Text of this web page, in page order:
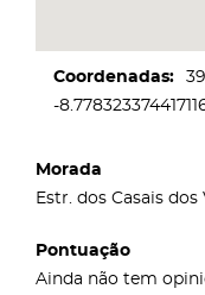
Coordenadas
-
Morada
Estr. dos Casais
Pontuação
Ainda não tem